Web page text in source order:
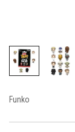
Funko